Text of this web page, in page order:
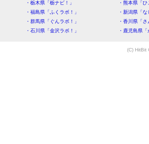
・栃木県「栃ナビ！」
・熊本県「
・福島県「ふくラボ！」
・新潟県「
・群馬県「ぐんラボ！」
・香川県「
・石川県「金沢ラボ！」
・鹿児島県
(C) HitBit